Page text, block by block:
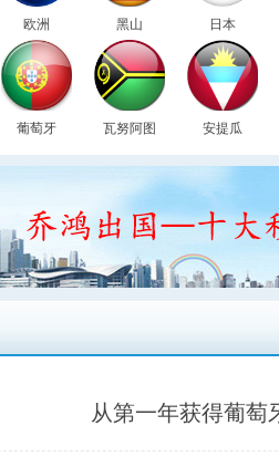
欧洲 黑山 日本
葡萄牙 瓦努阿图 安提瓜
从第一年获得葡萄